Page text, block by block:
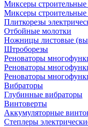
Миксеры строительные
Миксеры строительные
Плиткорезы
Отбойные молотки
Ножницы листовые
Штроборезы
Реноваторы
Реноваторы
Реноваторы
Вибраторы
Глубинные вибраторы
Винтоверты
Аккумуляторные
Степлеры